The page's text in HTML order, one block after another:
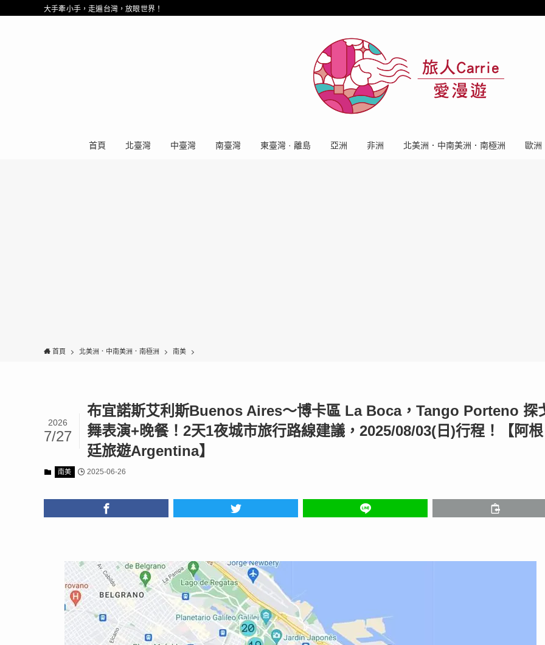
大手牽小手，走遍台灣，放眼世界！
首頁 北臺灣 中臺灣 南臺灣 東臺灣 · 離島 亞洲 非洲 北美洲．中南美洲．南極洲 歐洲
首頁 北美洲．中南美洲．南極洲 南美
布宜諾斯艾利斯Buenos Aires～博卡區 La Boca，Tango Porteno 探
舞表演+晚餐！2天1夜城市旅行路線建議，2025/08/03(日)行程！【阿根
廷旅遊Argentina】
2026
7/27
南美 2025-06-26